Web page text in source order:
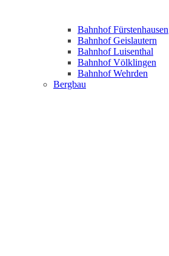
Bahnhof Fürstenhausen
Bahnhof Geislautern
Bahnhof Luisenthal
Bahnhof Völklingen
Bahnhof Wehrden
Bergbau